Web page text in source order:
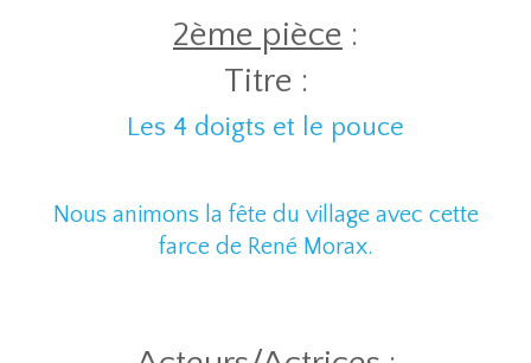
2ème pièce :
Titre :
Les 4 doigts et le pouce
Nous animons la fête du village avec cette
farce de René Morax.